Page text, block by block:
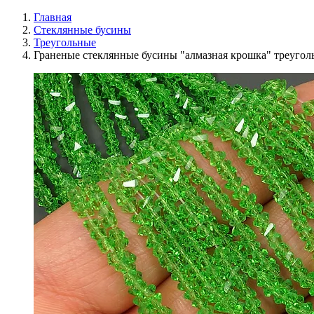
Главная
Стеклянные бусины
Треугольные
Граненые стеклянные бусины "алмазная крошка"